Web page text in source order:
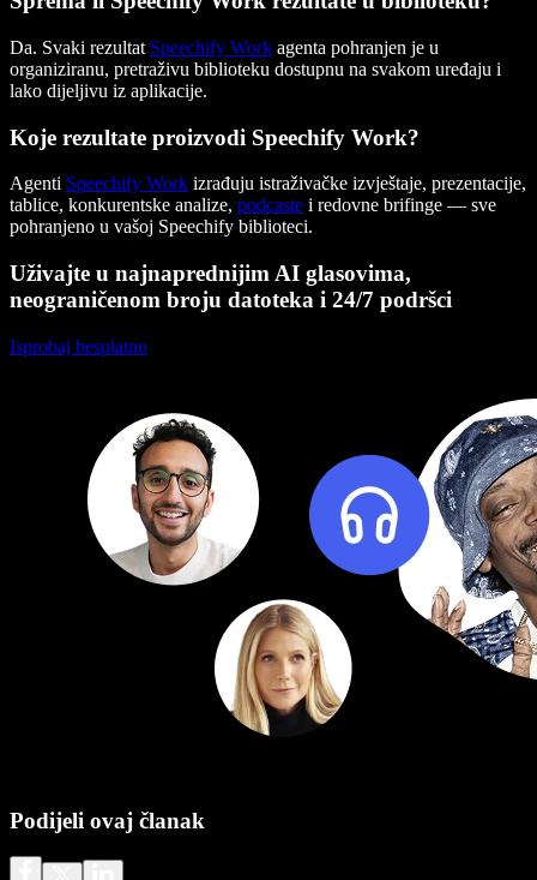
Da. Svaki rezultat Speechify Work agenta pohranjen je u
organiziranu, pretraživu biblioteku dostupnu na svakom uređaju i
lako dijeljivu iz aplikacije.
Koje rezultate proizvodi Speechify Work?
Agenti Speechify Work izrađuju istraživačke izvještaje, prezentacije,
tablice, konkurentske analize, podcaste i redovne brifinge — sve
pohranjeno u vašoj Speechify biblioteci.
Uživajte u najnaprednijim AI glasovima,
neograničenom broju datoteka i 24/7 podršci
Isprobaj besplatno
Podijeli ovaj članak